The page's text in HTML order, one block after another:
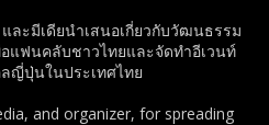
ละมีเดียนำเสนอเกี่ยวกับวัฒนธรรม
แฟนคลับชาวไทยและจัดทำอีเวนท์
ญี่ปุ่นในประเทศไทย
and organizer, for spreading